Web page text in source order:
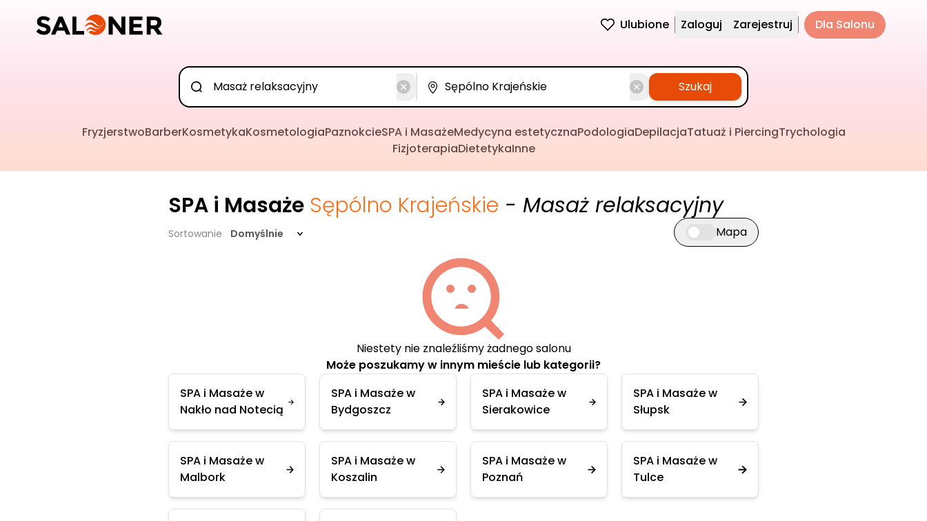
Ulubione Zaloguj Zarejestruj Dla Salonu
Szukaj
FryzjerstwoBarberKosmetykaKosmetologiaPaznokcieSPA i MasażeMedycyna estetycznaPodologiaDepilacjaTatuaż i PiercingTrychologia
FizjoterapiaDietetykaInne
SPA i Masaże Sępólno Krajeńskie - Masaż relaksacyjny
Sortowanie Domyślnie Przełącz widok mapy
Mapa
Niestety nie znaleźliśmy żadnego salonu
Może poszukamy w innym mieście lub kategorii?
SPA i Masaże w
Nakło nad Notecią
SPA i Masaże w
Bydgoszcz
SPA i Masaże w
Sierakowice
SPA i Masaże w
Słupsk
SPA i Masaże w
Malbork
SPA i Masaże w
Koszalin
SPA i Masaże w
Poznań
SPA i Masaże w
Tulce